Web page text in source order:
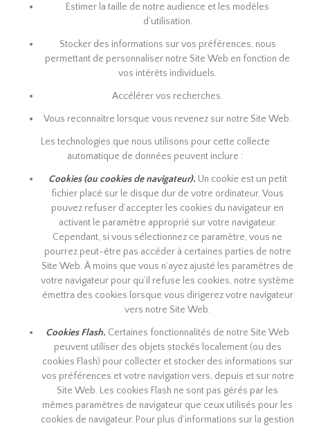
Estimer la taille de notre audience et les modèles
d’utilisation.
Stocker des informations sur vos préférences, nous
permettant de personnaliser notre Site Web en fonction de
vos intérêts individuels.
Accélérer vos recherches.
Vous reconnaître lorsque vous revenez sur notre Site Web.
Les technologies que nous utilisons pour cette collecte
automatique de données peuvent inclure :
Cookies (ou cookies de navigateur). Un cookie est un petit
fichier placé sur le disque dur de votre ordinateur. Vous
pouvez refuser d’accepter les cookies du navigateur en
activant le paramètre approprié sur votre navigateur.
Cependant, si vous sélectionnez ce paramètre, vous ne
pourrez peut-être pas accéder à certaines parties de notre
Site Web. À moins que vous n’ayez ajusté les paramètres de
votre navigateur pour qu’il refuse les cookies, notre système
émettra des cookies lorsque vous dirigerez votre navigateur
vers notre Site Web.
Cookies Flash. Certaines fonctionnalités de notre Site Web
peuvent utiliser des objets stockés localement (ou des
cookies Flash) pour collecter et stocker des informations sur
vos préférences et votre navigation vers, depuis et sur notre
Site Web. Les cookies Flash ne sont pas gérés par les
mêmes paramètres de navigateur que ceux utilisés pour les
cookies de navigateur. Pour plus d’informations sur la gestion